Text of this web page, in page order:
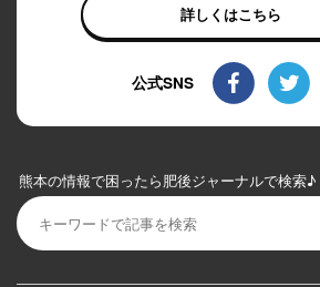
詳しくはこちら
公式SNS
熊本の情報で困ったら肥後ジャーナルで検索♪